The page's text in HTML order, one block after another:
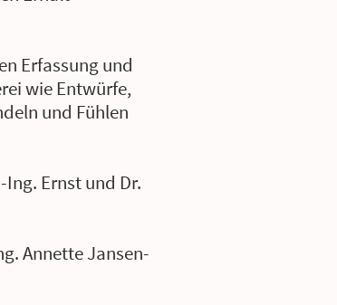
Erfassung und
wie Entwürfe,
und Fühlen
Ernst und Dr.
Annette Jansen-